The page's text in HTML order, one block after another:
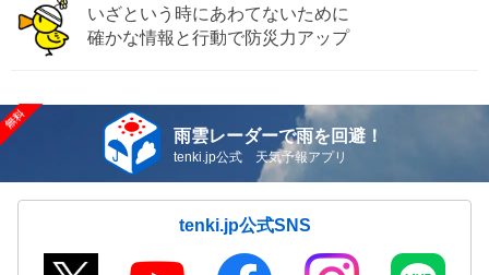
いざという時にあわてないために
確かな情報と行動で防災力アップ
雨雲レーダーで雨を回避！
tenki.jp公式 天気予報アプリ
tenki.jp公式SNS